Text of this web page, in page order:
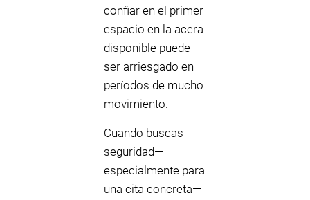
confiar en el primer
espacio en la acera
disponible puede
ser arriesgado en
períodos de mucho
movimiento.
Cuando buscas
seguridad—
especialmente para
una cita concreta—